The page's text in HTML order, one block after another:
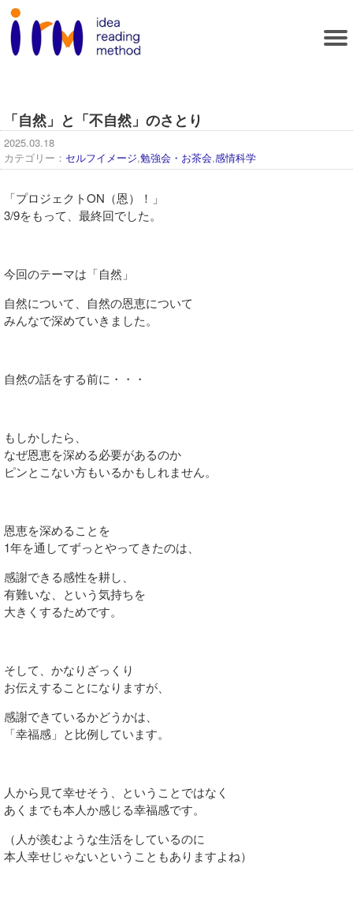
「自然」と「不自然」のさとり
2025.03.18
カテゴリー： セルフイメージ,勉強会・お茶会,感情科学
「プロジェクトON（恩）！」
3/9をもって、最終回でした。
今回のテーマは「自然」
自然について、自然の恩恵について
みんなで深めていきました。
自然の話をする前に・・・
もしかしたら、
なぜ恩恵を深める必要があるのか
ピンとこない方もいるかもしれません。
恩恵を深めることを
1年を通してずっとやってきたのは、
感謝できる感性を耕し、
有難いな、という気持ちを
大きくするためです。
そして、かなりざっくり
お伝えすることになりますが、
感謝できているかどうかは、
「幸福感」と比例しています。
人から見て幸せそう、ということではなく
あくまでも本人か感じる幸福感です。
（人が羨むような生活をしているのに
本人幸せじゃないということもありますよね）